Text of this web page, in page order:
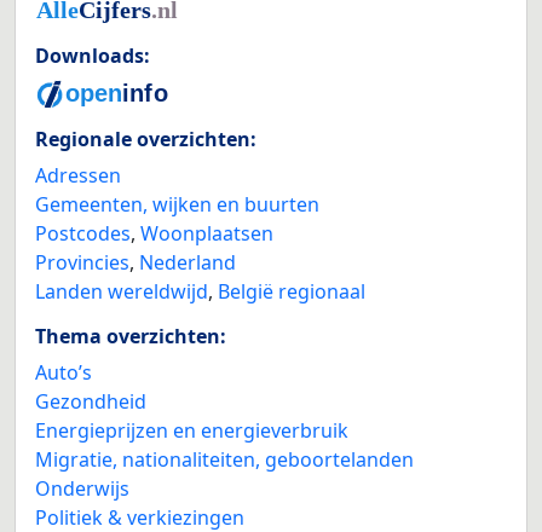
Downloads:
Regionale overzichten:
Adressen
Gemeenten, wijken en buurten
Postcodes, Woonplaatsen
Provincies, Nederland
Landen wereldwijd, België regionaal
Thema overzichten:
Auto’s
Gezondheid
Energieprijzen en energieverbruik
Migratie, nationaliteiten, geboortelanden
Onderwijs
Politiek & verkiezingen